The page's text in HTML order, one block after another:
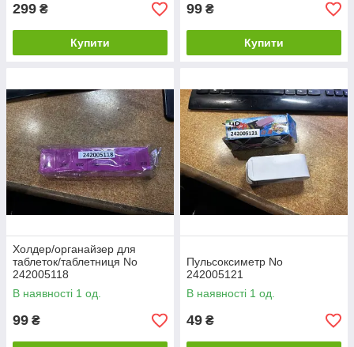
299 ₴
Купити
99 ₴
Купити
Холдер/органайзер для
таблеток/таблетниця No
242005118
В наявності 1 од.
99 ₴
Пульсоксиметр No
242005121
В наявності 1 од.
49 ₴